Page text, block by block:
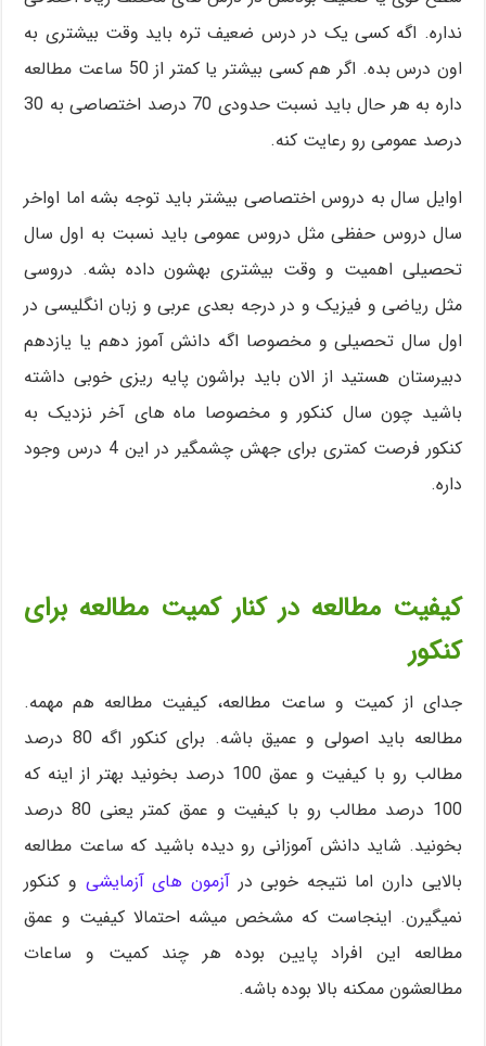
نداره. اگه کسی یک در درس ضعیف تره باید وقت بیشتری به
اون درس بده. اگر هم کسی بیشتر یا کمتر از 50 ساعت مطالعه
داره به هر حال باید نسبت حدودی 70 درصد اختصاصی به 30
درصد عمومی رو رعایت کنه.
اوایل سال به دروس اختصاصی بیشتر باید توجه بشه اما اواخر
سال دروس حفظی مثل دروس عمومی باید نسبت به اول سال
تحصیلی اهمیت و وقت بیشتری بهشون داده بشه. دروسی
مثل ریاضی و فیزیک و در درجه بعدی عربی و زبان انگلیسی در
اول سال تحصیلی و مخصوصا اگه دانش آموز دهم یا یازدهم
دبیرستان هستید از الان باید براشون پایه ریزی خوبی داشته
باشید چون سال کنکور و مخصوصا ماه های آخر نزدیک به
کنکور فرصت کمتری برای جهش چشمگیر در این 4 درس وجود
داره.
کیفیت مطالعه در کنار کمیت مطالعه برای
کنکور
جدای از کمیت و ساعت مطالعه، کیفیت مطالعه هم مهمه.
مطالعه باید اصولی و عمیق باشه. برای کنکور اگه 80 درصد
مطالب رو با کیفیت و عمق 100 درصد بخونید بهتر از اینه که
100 درصد مطالب رو با کیفیت و عمق کمتر یعنی 80 درصد
بخونید. شاید دانش آموزانی رو دیده باشید که ساعت مطالعه
بالایی دارن اما نتیجه خوبی درآزمون های آزمایشی و کنکور
نمیگیرن. اینجاست که مشخص میشه احتمالا کیفیت و عمق
مطالعه این افراد پایین بوده هر چند کمیت و ساعات
مطالعشون ممکنه بالا بوده باشه.